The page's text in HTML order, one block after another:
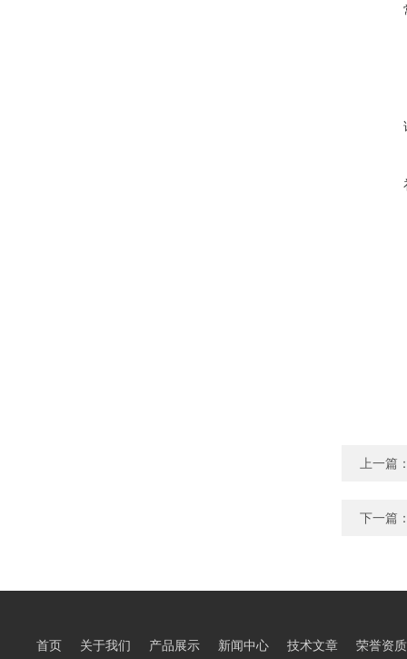
上一篇
下一篇
首页 关于我们 产品展示 新闻中心 技术文章 荣誉资质